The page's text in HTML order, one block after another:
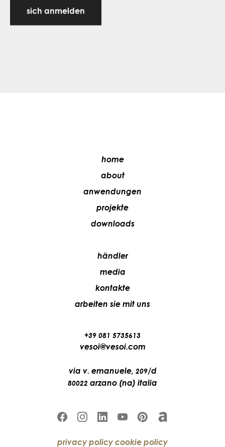
sich anmelden
home
about
anwendungen
projekte
downloads
händler
media
kontakte
arbeiten sie mit uns
+39 081 5735613
vesoi@vesoi.com
via v. emanuele, 209/d
80022 arzano (na) italia
privacy policy cookie policy